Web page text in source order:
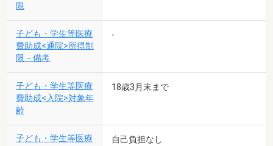
限
子ども・学生等医療
費助成<通院>所得制
限－備考
-
子ども・学生等医療
費助成<入院>対象年
齢
18歳3月末まで
子ども・学生等医療
自己負担なし